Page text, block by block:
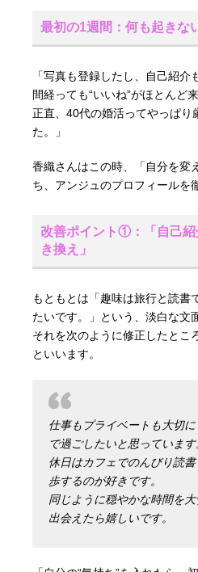
最初の1週間：何も起きな
「写真も登録したし、自己紹介
間経っても“いいね”がほとんど
正直、40代の婚活ってやっぱり
た。」
香織さんはこの時、「自分を変
ち、アンジュのプロフィールを
改善ポイント①：「自己
き換え」
もともとは「趣味は旅行と読書
たいです。」という、淡白な文
それを次のように修正したとこ
といいます。
仕事もプライベートも大切
で過ごしたいと思っています
休日はカフェでのんびり読
歩するのが好きです。
同じように穏やかな時間を
出会えたら嬉しいです。